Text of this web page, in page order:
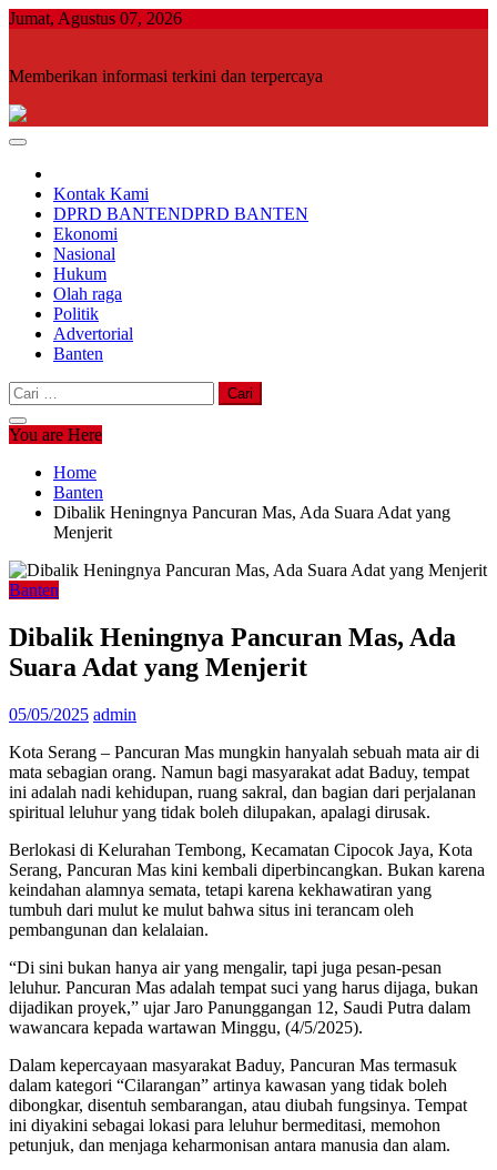
Skip
Jumat, Agustus 07, 2026
Memberikan informasi terkini dan terpercaya
Kontak Kami
DPRD BANTENDPRD BANTEN
Ekonomi
Nasional
Hukum
Olah raga
Politik
Advertorial
Banten
Cari
untuk:
You are Here
Home
Banten
Dibalik Heningnya Pancuran Mas, Ada Suara Adat yang
Menjerit
Banten
Dibalik Heningnya Pancuran Mas, Ada
Suara Adat yang Menjerit
05/05/2025 admin
Kota Serang – Pancuran Mas mungkin hanyalah sebuah mata air di
mata sebagian orang. Namun bagi masyarakat adat Baduy, tempat
ini adalah nadi kehidupan, ruang sakral, dan bagian dari perjalanan
spiritual leluhur yang tidak boleh dilupakan, apalagi dirusak.
Berlokasi di Kelurahan Tembong, Kecamatan Cipocok Jaya, Kota
Serang, Pancuran Mas kini kembali diperbincangkan. Bukan karena
keindahan alamnya semata, tetapi karena kekhawatiran yang
tumbuh dari mulut ke mulut bahwa situs ini terancam oleh
pembangunan dan kelalaian.
“Di sini bukan hanya air yang mengalir, tapi juga pesan-pesan
leluhur. Pancuran Mas adalah tempat suci yang harus dijaga, bukan
dijadikan proyek,” ujar Jaro Panunggangan 12, Saudi Putra dalam
wawancara kepada wartawan Minggu, (4/5/2025).
Dalam kepercayaan masyarakat Baduy, Pancuran Mas termasuk
dalam kategori “Cilarangan” artinya kawasan yang tidak boleh
dibongkar, disentuh sembarangan, atau diubah fungsinya. Tempat
ini diyakini sebagai lokasi para leluhur bermeditasi, memohon
petunjuk, dan menjaga keharmonisan antara manusia dan alam.